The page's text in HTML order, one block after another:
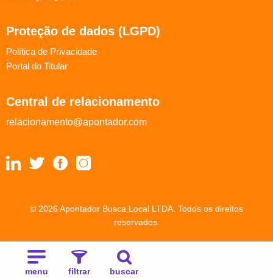
menu filtrar buscar
Proteção de dados (LGPD)
Política de Privacidade
Portal do Titular
Central de relacionamento
relacionamento@apontador.com
© 2026 Apontador Busca Local LTDA. Todos os direitos
reservados.